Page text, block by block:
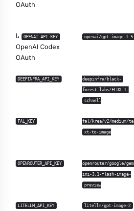
OAuth
openai/gpt-image-1.5
OPENAI_API_KEY
یا
OpenAI Codex
OAuth
deepinfra/black-
forest-labs/FLUX-1-
schnell
DEEPINFRA_API_KEY
fal/krea/v2/medium/te
xt-to-image
FAL_KEY
openrouter/google/gem
ini-3.1-flash-image-
preview
OPENROUTER_API_KEY
litellm/gpt-image-2
LITELLM_API_KEY